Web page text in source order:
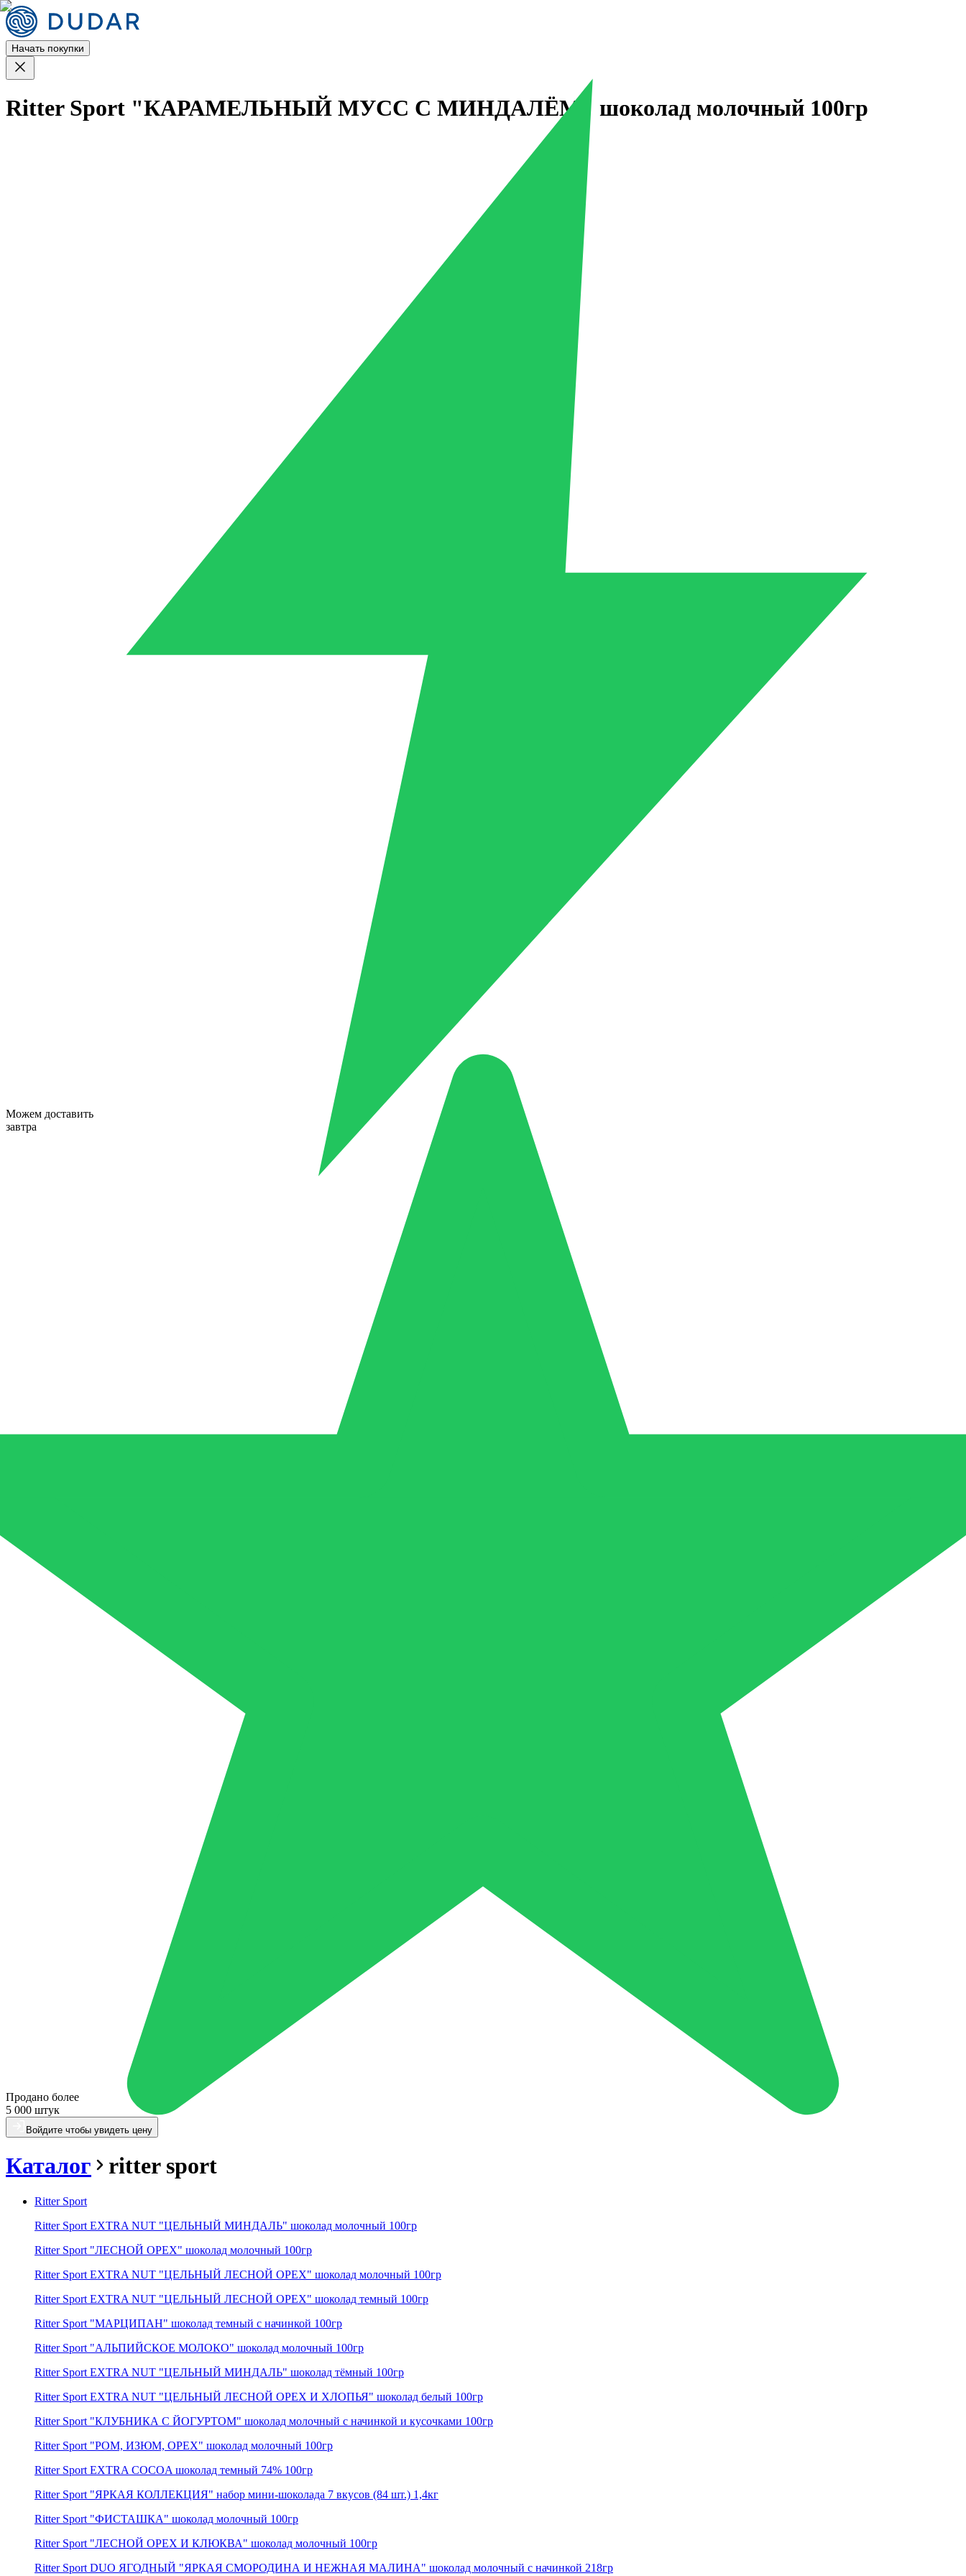
Начать покупки
Ritter Sport "КАРАМЕЛЬНЫЙ МУСС С МИНДАЛЁМ" шоколад молочный 100гр
Можем доставить
завтра
Продано более
5 000 штук
Войдите чтобы увидеть цену
Каталог ritter sport
Ritter Sport
Ritter Sport EXTRA NUT "ЦЕЛЬНЫЙ МИНДАЛЬ" шоколад молочный 100гр
Ritter Sport "ЛЕСНОЙ ОРЕХ" шоколад молочный 100гр
Ritter Sport EXTRA NUT "ЦЕЛЬНЫЙ ЛЕСНОЙ ОРЕХ" шоколад молочный 100гр
Ritter Sport EXTRA NUT "ЦЕЛЬНЫЙ ЛЕСНОЙ ОРЕХ" шоколад темный 100гр
Ritter Sport "МАРЦИПАН" шоколад темный c начинкой 100гр
Ritter Sport "АЛЬПИЙСКОЕ МОЛОКО" шоколад молочный 100гр
Ritter Sport EXTRA NUT "ЦЕЛЬНЫЙ МИНДАЛЬ" шоколад тёмный 100гр
Ritter Sport EXTRA NUT "ЦЕЛЬНЫЙ ЛЕСНОЙ ОРЕХ И ХЛОПЬЯ" шоколад белый 100гр
Ritter Sport "КЛУБНИКА С ЙОГУРТОМ" шоколад молочный с начинкой и кусочками 100гр
Ritter Sport "РОМ, ИЗЮМ, ОРЕХ" шоколад молочный 100гр
Ritter Sport EXTRA COCOA шоколад темный 74% 100гр
Ritter Sport "ЯРКАЯ КОЛЛЕКЦИЯ" набор мини-шоколада 7 вкусов (84 шт.) 1,4кг
Ritter Sport "ФИСТАШКА" шоколад молочный 100гр
Ritter Sport "ЛЕСНОЙ ОРЕХ И КЛЮКВА" шоколад молочный 100гр
Ritter Sport DUO ЯГОДНЫЙ "ЯРКАЯ СМОРОДИНА И НЕЖНАЯ МАЛИНА" шоколад молочный с начинкой 218гр